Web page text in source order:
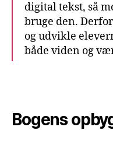
digital tekst, så
bruge den.
og udvikle
både viden og
Bogens